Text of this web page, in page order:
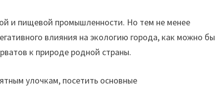
и пищевой промышленности. Но тем не менее
влияния на экологию города, как можно бы
к природе родной страны.
улочкам, посетить основные